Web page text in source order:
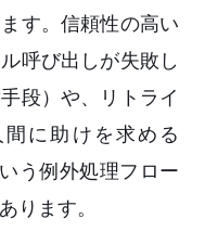
す。信頼性の高い
呼び出しが失敗し
段）や、リトライ
に助けを求める
う例外処理フロー
ります。